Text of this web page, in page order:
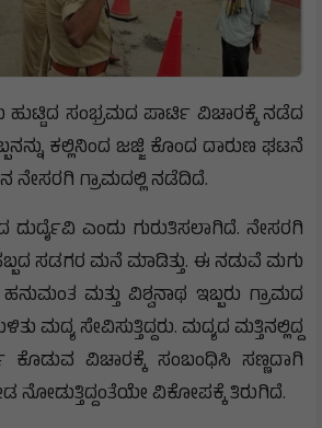
ಸಂಭ್ರಮದ ಪಾರ್ಟಿ ವಿಚಾರಕ್ಕೆ ನಡೆದ
ಕಲ್ಲಿನಿಂದ ಜಜ್ಜಿ ಕೊಂದ ದಾರುಣ ಘಟನೆ
ನೇಸರಗಿ ಗ್ರಾಮದಲ್ಲಿ ನಡೆದಿದೆ.
ಎಂದು ಗುರುತಿಸಲಾಗಿದೆ. ನೇಸರಗಿ
ಸಡಗರ ಮನೆ ಮಾಡಿತ್ತು. ಈ ನಡುವೆ ಮಗು
ಮತ್ತು ವಿಶ್ವನಾಥ ಇಬ್ಬರು ಗ್ರಾಮದ
ಮದ್ಯ ಸೇವಿಸುತ್ತಿದ್ದರು. ಮದ್ಯದ ಮತ್ತಿನಲ್ಲಿದ್ದ
ಕೊಡುವ ವಿಚಾರಕ್ಕೆ ಸಂಬಂಧಿಸಿ ಸಣ್ಣದಾಗಿ
ನೋಡುತ್ತಿದ್ದಂತೆಯೇ ವಿಕೋಪಕ್ಕೆ ತಿರುಗಿದೆ.